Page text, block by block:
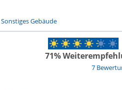
Sonstiges Gebäude
7
71%